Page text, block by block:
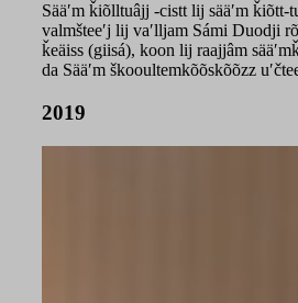
Sääʹm ǩiõlltuâjj -cistt lij sääʹm
valmšteeʹj lij vaʹlljam Sámi Duodji
ǩeäiss (giisá), koon lij raajjâm
da Sääʹm škooultemkõõskõõzz
2019